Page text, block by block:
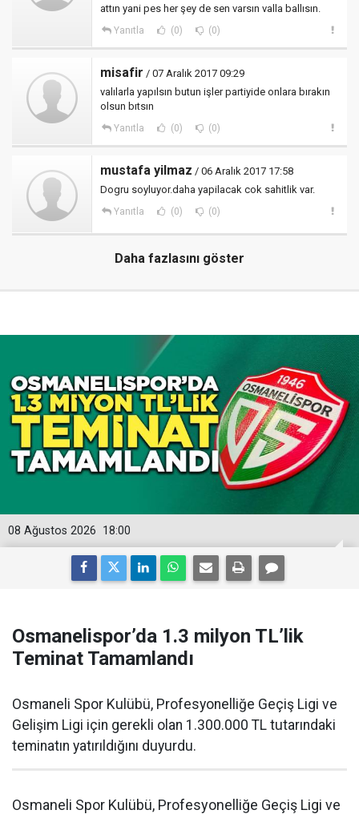
attın yani pes her şey de sen varsın valla ballısın.
Yanıtla (0) (0)
misafir / 07 Aralık 2017 09:29
valılarla yapılsın butun işler partiyide onlara bırakın
olsun bıtsın
Yanıtla (0) (0)
mustafa yilmaz / 06 Aralık 2017 17:58
Dogru soyluyor.daha yapilacak cok sahitlik var.
Yanıtla (0) (0)
Daha fazlasını göster
18:00
08 Ağustos 2026
Osmanelispor’da 1.3 milyon TL’lik
Teminat Tamamlandı
Osmaneli Spor Kulübü, Profesyonelliğe Geçiş Ligi ve
Gelişim Ligi için gerekli olan 1.300.000 TL tutarındaki
teminatın yatırıldığını duyurdu.
Osmaneli Spor Kulübü, Profesyonelliğe Geçiş Ligi ve